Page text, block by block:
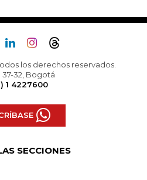
los derechos reservados.
37-32, Bogotá
1 4227600
SECCIONES